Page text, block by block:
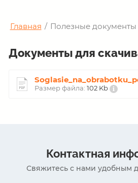
Главная / Полезные документы
Документы для
Размер файла: 102 Kb
Контактная
Свяжитесь с нами удобным